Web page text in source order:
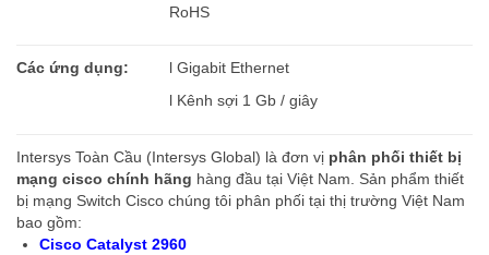
RoHS
Các ứng dụng:
l Gigabit Ethernet
l Kênh sợi 1 Gb / giây
Intersys Toàn Cầu (Intersys Global) là đơn vị phân phối thiết bị
mạng cisco chính hãng hàng đầu tại Việt Nam. Sản phẩm thiết
bị mạng Switch Cisco chúng tôi phân phối tại thị trường Việt Nam
bao gồm:
Cisco Catalyst 2960